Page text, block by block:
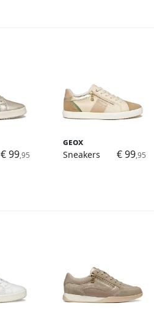
€ 99,95
Geox
Sneakers
€ 99,95